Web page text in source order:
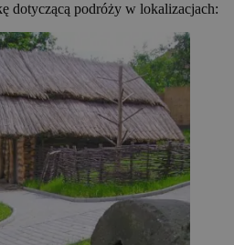
dotyczącą podróży w lokalizacjach: